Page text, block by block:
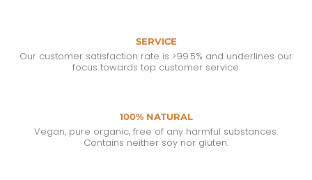
SERVICE
Our customer satisfaction rate is >99.5% and underlines our
focus towards top customer service.
100% NATURAL
Vegan, pure organic, free of any harmful substances.
Contains neither soy nor gluten.